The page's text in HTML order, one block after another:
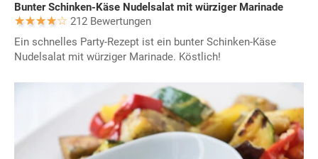
Bunter Schinken-Käse Nudelsalat mit würziger Marinade
212 Bewertungen
Ein schnelles Party-Rezept ist ein bunter Schinken-Käse
Nudelsalat mit würziger Marinade. Köstlich!